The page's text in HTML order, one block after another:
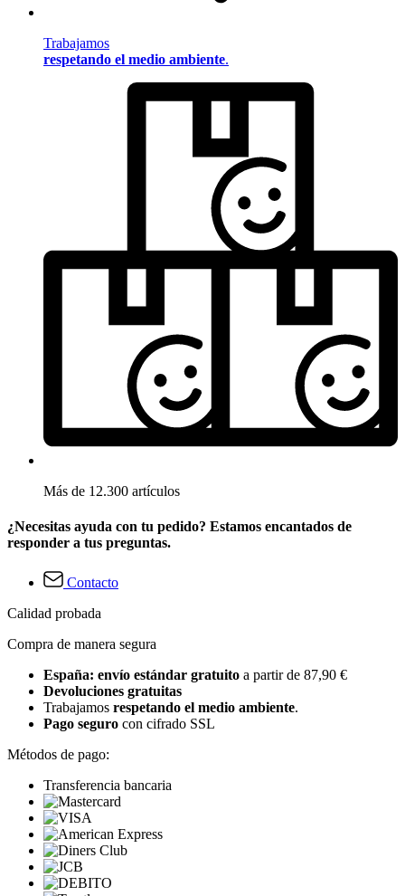
Trabajamos
respetando el medio ambiente.
Más de 12.300 artículos
¿Necesitas ayuda con tu pedido? Estamos encantados de
responder a tus preguntas.
Contacto
Calidad probada
Compra de manera segura
España: envío estándar gratuito a partir de 87,90 €
Devoluciones gratuitas
Trabajamos respetando el medio ambiente.
Pago seguro con cifrado SSL
Métodos de pago:
Transferencia bancaria